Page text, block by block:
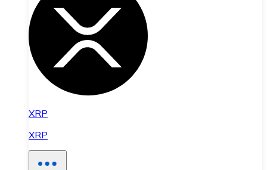
XRP
XRP